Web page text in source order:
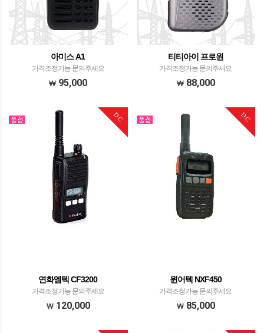
아미스 A1
가격조정가능 문의주세요
95,000
티티아이 프로원
가격조정가능 문의주세요
88,000
DC
연화엠텍 CF3200
가격조정가능 문의주세요
120,000
DC
윈어텍 NXF450
가격조정가능 문의주세요
85,000